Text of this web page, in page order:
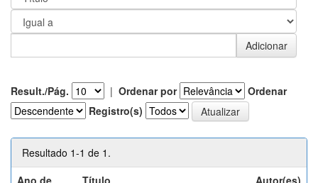
Result./Pág. | Ordenar por
Ordenar
Registro(s)
Resultado 1-1 de 1.
Ano de
Título Autor(es)